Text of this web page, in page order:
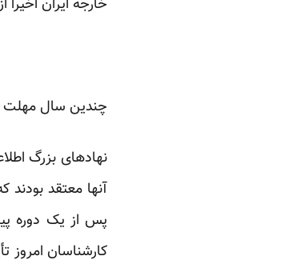
خارجه ایران
چندین سال مهلت
آنها معتقد